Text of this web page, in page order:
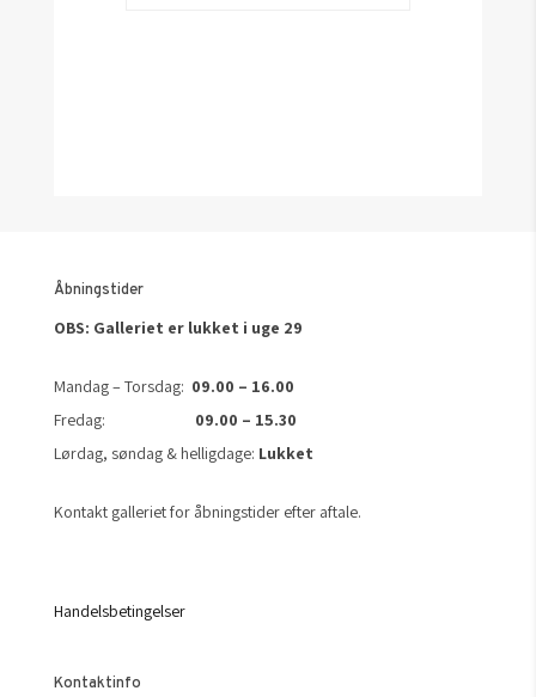
Åbningstider
OBS: Galleriet er lukket i uge 29
Mandag – Torsdag: 09.00 – 16.00
Fredag: 09.00 – 15.30
Lørdag, søndag & helligdage: Lukket
Kontakt galleriet for åbningstider efter aftale.
Handelsbetingelser
Kontaktinfo